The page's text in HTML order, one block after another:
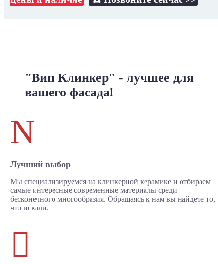
"Вип Клинкер" - лучшее для
вашего фасада!
N
Лучший выбор
Мы специализируемся на клинкерной керамике и отбираем
самые интересные современные материалы среди
бесконечного многообразия. Обращаясь к нам вы найдете то,
что искали.
